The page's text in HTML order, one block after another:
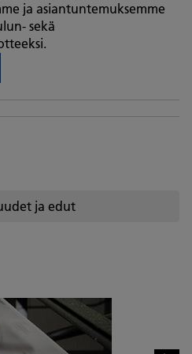
ja asiantuntemuksemme
sekä
ja edut